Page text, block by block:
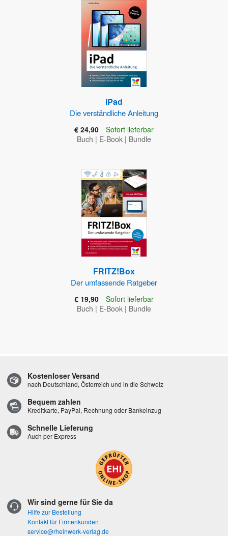
iPad
Die verständliche Anleitung
€ 24,90
Sofort lieferbar
Buch | E-Book | Bundle
FRITZ!Box
Der umfassende Ratgeber
€ 19,90
Sofort lieferbar
Buch | E-Book | Bundle
Kostenloser Versand
nach Deutschland, Österreich und in die Schweiz
Bequem zahlen
Kreditkarte, PayPal, Rechnung oder Bankeinzug
Schnelle Lieferung
Auch per Express
Wir sind gerne für Sie da
Hilfe zur Bestellung
Kontakt für Firmenkunden
service@rheinwerk-verlag.de